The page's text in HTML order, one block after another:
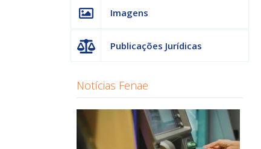
Imagens
Publicações Jurídicas
Notícias Fenae